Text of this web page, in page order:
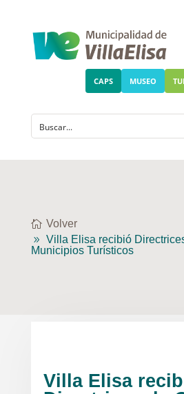
CAPS MUSEO
Volver
Villa Elisa recibió
Municipios Turísticos
Villa Elisa